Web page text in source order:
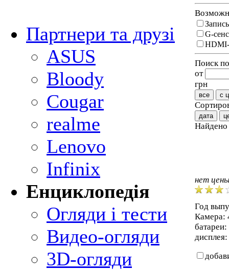
Партнери та друзі
ASUS
Bloody
Cougar
realme
Lenovo
Infinix
Енциклопедія
Огляди і тести
Видео-огляди
3D-огляди
G-
Поиск
от
грн
все с
дата
Найдено
нет
Год
Камера: